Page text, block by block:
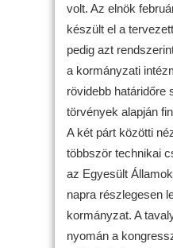
volt. Az elnök
készült el a
pedig azt
a kormányzati
rövidebb határidőre
törvények alapján
A két párt közötti
többször technikai
az Egyesült
napra részlegesen
kormányzat. A
nyomán a